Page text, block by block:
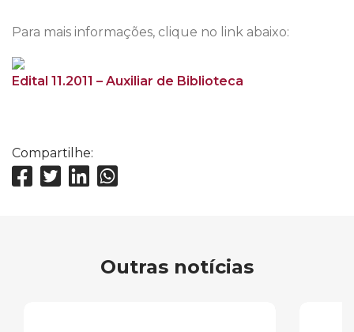
Para mais informações, clique no link abaixo:
Edital 11.2011 – Auxiliar de Biblioteca
Compartilhe:
Outras notícias